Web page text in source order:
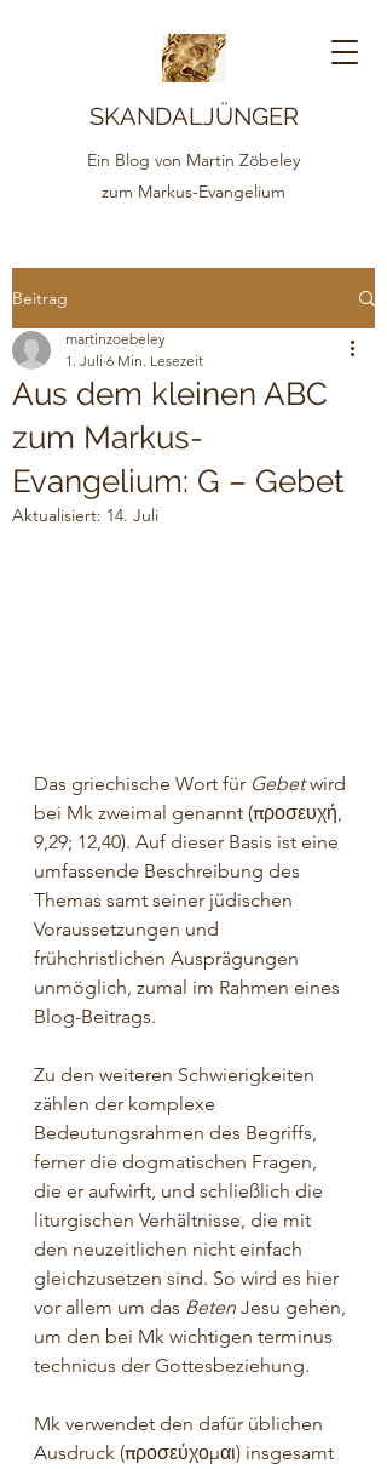
SKANDALJÜNGER
Ein Blog von Martin Zöbeley
zum Markus-Evangelium
Beitrag
Aus dem kleinen ABC
zum Markus-
Evangelium: G – Gebet
martinzoebeley
1. Juli 6 Min. Lesezeit
Aktualisiert: 14. Juli
Das griechische Wort für Gebet wird
bei Mk zweimal genannt (προσευχή,
9,29; 12,40). Auf dieser Basis ist eine
umfassende Beschreibung des
Themas samt seiner jüdischen
Voraussetzungen und
frühchristlichen Ausprägungen
unmöglich, zumal im Rahmen eines
Blog-Beitrags.
Zu den weiteren Schwierigkeiten
zählen der komplexe
Bedeutungsrahmen des Begriffs,
ferner die dogmatischen Fragen,
die er aufwirft, und schließlich die
liturgischen Verhältnisse, die mit
den neuzeitlichen nicht einfach
gleichzusetzen sind. So wird es hier
vor allem um das Beten Jesu gehen,
um den bei Mk wichtigen terminus
technicus der Gottesbeziehung.
Mk verwendet den dafür üblichen
Ausdruck (προσεύχομαι) insgesamt